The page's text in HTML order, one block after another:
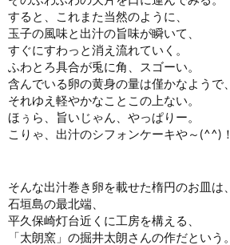
すると、これまた当然のように、
玉子の風味と出汁の旨味が瞬いて、
すぐにすわっと消え流れていく。
ふわとろ具合が兎に角、スゴーい。
含んでいる卵の黄身の量は僅かなようで、
それゆえ軽やかなことこの上ない。
ほぅら、旨いじゃん、やっぱりー。
こりゃ、出汁のシフォンケーキや～(^^)！
そんな出汁巻き卵を載せた楕円のお皿は、
石垣島の最北端、
平久保崎灯台近くに工房を構える、
「太朗窯」の掘井太朗さんの作だという。